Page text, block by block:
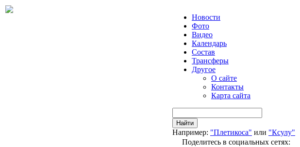
Новости
Фото
Видео
Календарь
Состав
Трансферы
Другое
О сайте
Контакты
Карта сайта
Найти
Например: "Плетикоса" или "Ксулу"
Поделитесь в социальных сетях: